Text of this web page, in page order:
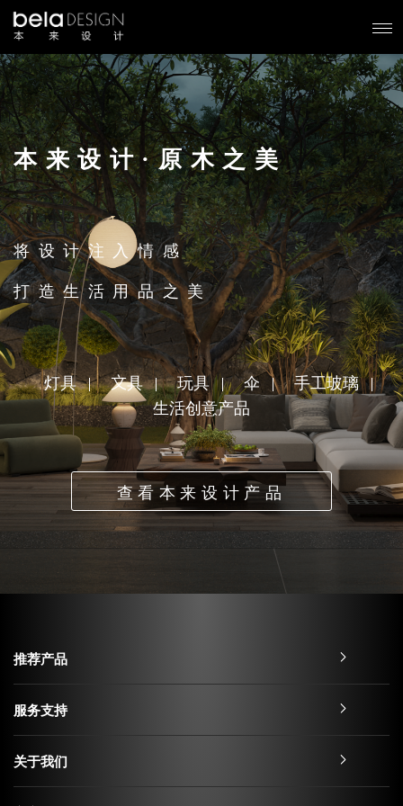
本来设计·原木之美
将设计注入情感
打造生活用品之美
灯具 文具 玩具 伞
手工玻璃
生活创意产品
查看本来设计产品
推荐产品
服务支持
关于我们